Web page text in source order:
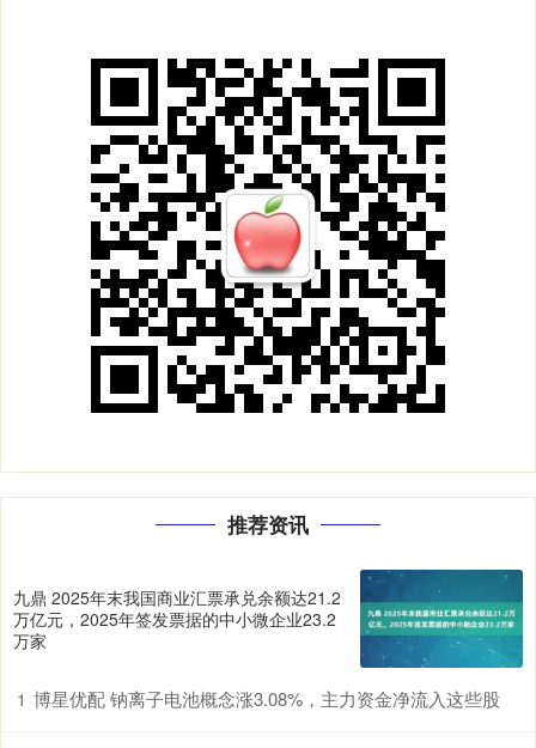
推荐资讯
九鼎 2025年末我国商业汇票承兑余额达21.2
万亿元，2025年签发票据的中小微企业23.2
万家
1 博星优配 钠离子电池概念涨3.08%，主力资金净流入这些股